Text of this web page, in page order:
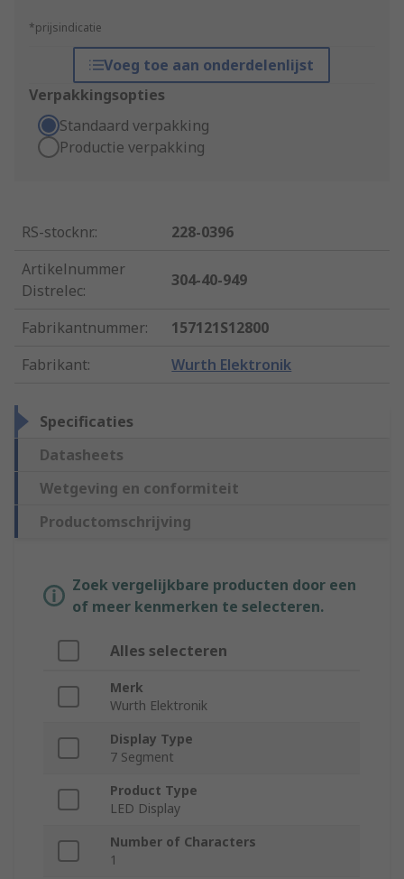
*prijsindicatie
Voeg toe aan onderdelenlijst
Verpakkingsopties
Standaard verpakking
Productie verpakking
RS-stocknr.:
228-0396
Artikelnummer
Distrelec:
304-40-949
Fabrikantnummer:
157121S12800
Fabrikant: Wurth Elektronik
Specificaties
Datasheets
Wetgeving en conformiteit
Productomschrijving
Zoek vergelijkbare producten door een
of meer kenmerken te selecteren.
Alles selecteren
Merk
Wurth Elektronik
Display Type
7 Segment
Product Type
LED Display
Number of Characters
1